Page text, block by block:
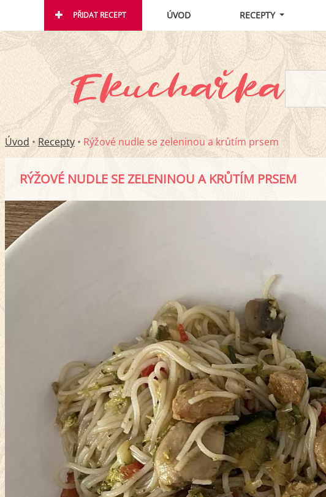
PŘIDAT RECEPT ÚVOD RECEPTY
Úvod • Recepty • Rýžové nudle se zeleninou a krůtím prsem
RÝŽOVÉ NUDLE SE ZELENINOU A KRŮTÍM PRSEM